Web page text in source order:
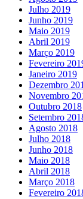
Julho 2019
Junho 2019
Maio 2019
Abril 2019
Março 2019
Fevereiro
Janeiro 2019
Dezembro
Novembro
Outubro 2018
Setembro
Agosto 2018
Julho 2018
Junho 2018
Maio 2018
Abril 2018
Março 2018
Fevereiro